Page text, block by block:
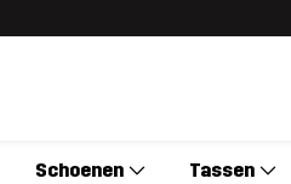
Schoenen Tassen